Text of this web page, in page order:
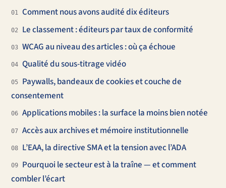
01 Comment nous avons audité dix éditeurs
02 Le classement : éditeurs par taux de conformité
03 WCAG au niveau des articles : où ça échoue
04 Qualité du sous-titrage vidéo
05 Paywalls, bandeaux de cookies et couche de
consentement
06 Applications mobiles : la surface la moins bien notée
07 Accès aux archives et mémoire institutionnelle
08 L’EAA, la directive SMA et la tension avec l’ADA
09 Pourquoi le secteur est à la traîne — et comment
combler l’écart